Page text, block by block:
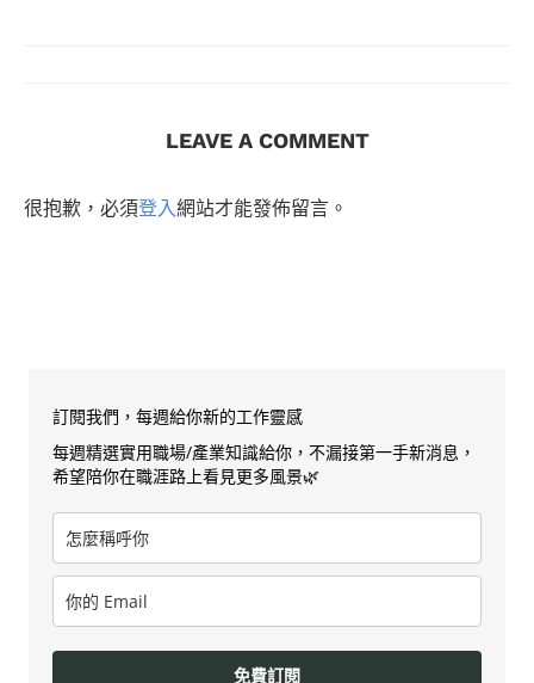
LEAVE A COMMENT
很抱歉，必須登入網站才能發佈留言。
訂閱我們，每週給你新的工作靈感
每週精選實用職場/產業知識給你，不漏接第一手新消息，
希望陪你在職涯路上看見更多風景🌿
免費訂閱